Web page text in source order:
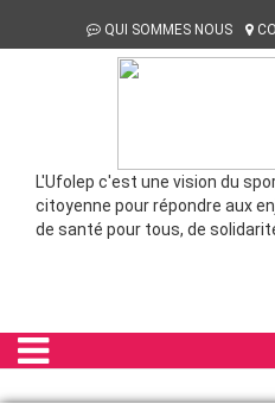
QUI SOMMES NOUS
L'Ufolep c'est une vision du
citoyenne pour répondre aux
de santé pour tous, de